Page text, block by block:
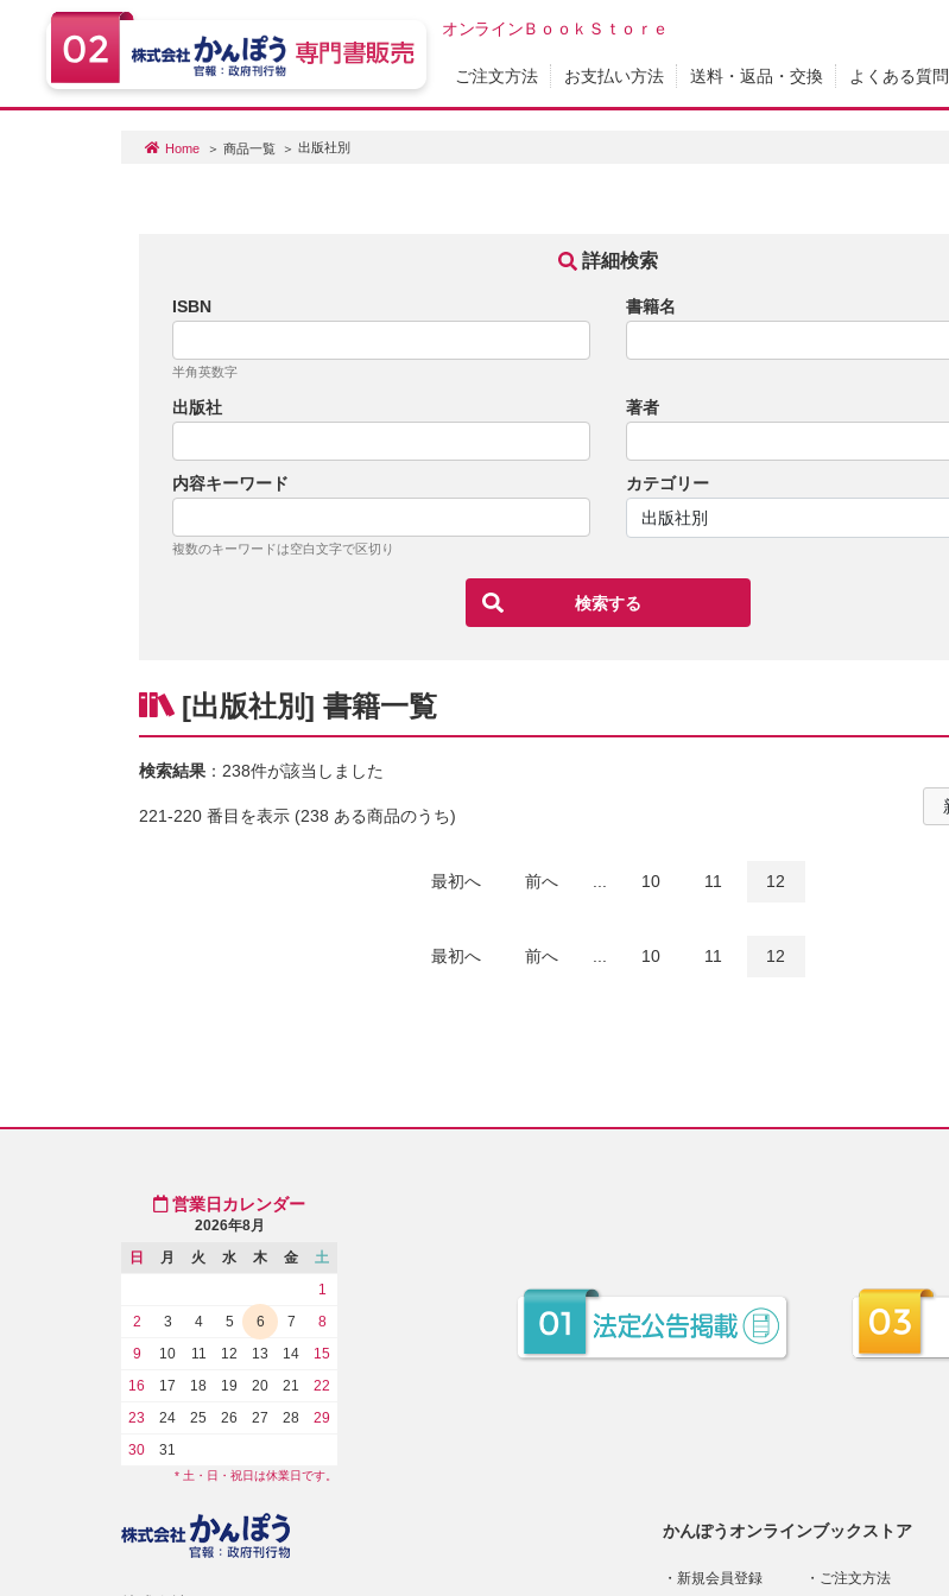
オンラインＢｏｏｋＳｔｏｒｅ
ご注文方法 お支払い方法 送料・返品・交換 よくある質問
Home 商品一覧 出版社別
詳細検索
ISBN
半角英数字
書籍名
出版社 著者
内容キーワード
複数のキーワードは空白文字で区切り
カテゴリー
[出版社別] 書籍一覧
検索結果 ：238件が該当しました
221-220 番目を表示 (238 ある商品のうち)
最初へ 前へ 10 11 12
最初へ 前へ 10 11 12
かんぽうオンラインブックストア
新規会員登録 ご注文方法
営業日カレンダー
2026年8月
日
月 火 水 木 金
土
1
2
3 4 5 6 7
8
9
10 11 12 13 14
15
16
17 18 19 20 21
22
23
24 25 26 27 28
29
30
31
* 土・日・祝日は休業日です。